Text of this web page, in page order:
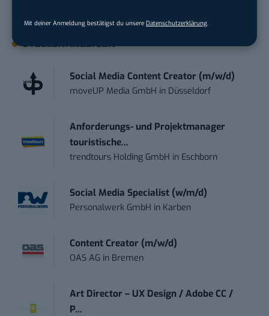
Mit deiner Anmeldung bestätigst du unsere Datenschutzerklärung
STELLENANZEIGEN
Social Media Content Creator (m/w/d)
moveUP Media GmbH in Düsseldorf
Anforderungs- und Projektmanager
touristische...
trendtours Holding GmbH in Eschborn
Social Media Specialist (w/m/d)
Personalwerk GmbH in Karben
Content Creator (m/w/d)
OAS AG in Bremen
Art Director – UX Design / Adobe CC /
P...